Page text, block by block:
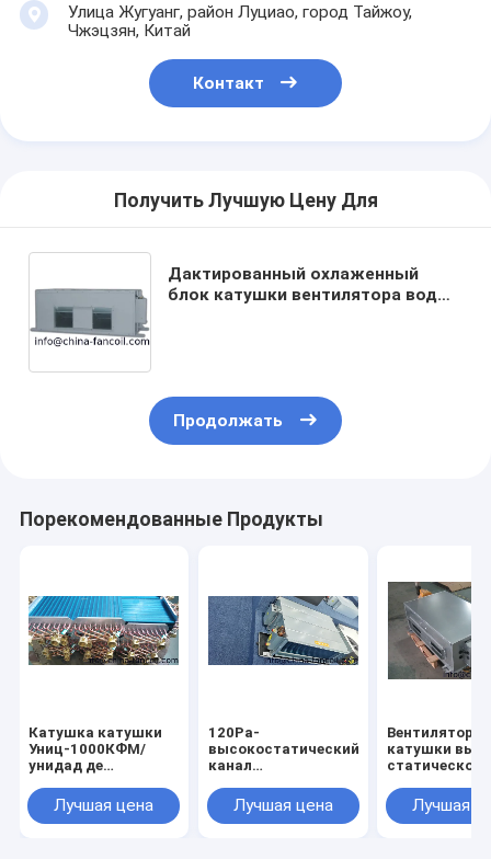
Улица Жугуанг, район Луциао, город Тайжоу,
Чжэцзян, Китай
Контакт
Получить Лучшую Цену Для
Дактированный охлаженный
блок катушки вентилятора воды
Продолжать
Порекомендованные Продукты
Катушка катушки
Униц-1000КФМ/
унидад де
вентилятора
трубопровода
Лучшая цена
120Pa-
высокостатический
канал
катушки-2000CFM
Лучшая цена
катушки
статического
ESP120Pa-
Лучшая